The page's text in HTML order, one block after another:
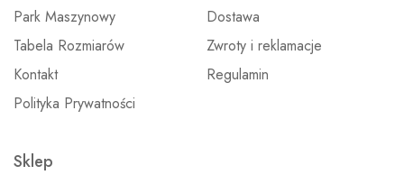
Park Maszynowy
Tabela Rozmiarów
Kontakt
Polityka Prywatności
Dostawa
Zwroty i reklamacje
Regulamin
Sklep